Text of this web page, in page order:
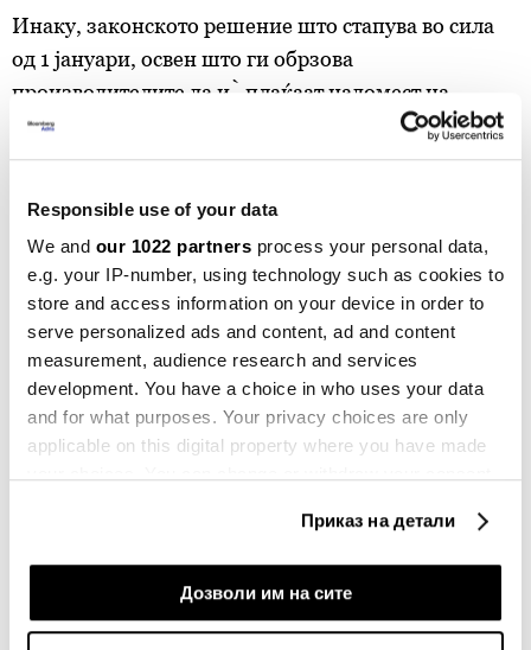
Responsible use of your data
We and our 1022 partners process your personal data,
e.g. your IP-number, using technology such as cookies to
store and access information on your device in order to
serve personalized ads and content, ad and content
measurement, audience research and services
development. You have a choice in who uses your data
and for what purposes. Your privacy choices are only
applicable on this digital property where you have made
If you allow, we would also like to:
Collect information about your geographical
Приказ на детали
Дозволи им на сите
Инаку, законското решение што стапува во сила
од 1 јануари, освен што ги обрзова
производителите да ѝ плаќаат надомест на
државата, предвидува и сериозни казни за
прекршителите, кои се рангирани во три
големината на трговците казните се движат од
9.000 до 120.000 евра.
РЕЦИКЛИРАЊЕ ТЕКСТИЛЕН ОТПАД
ГОСТУВАЊЕ
ИРЕНА ЈАКИМОСКА
американските бродови во Ормуз,
пред 7 часа